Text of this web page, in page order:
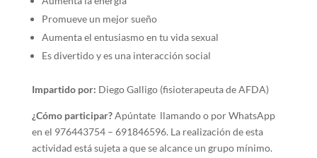
Promueve un mejor sueño
Aumenta el entusiasmo en tu vida sexual
Es divertido y es una interacción social
Impartido por: Diego Galligo (fisioterapeuta de AFDA)
¿Cómo participar?Apúntate llamando o por WhatsApp
en el 976443754 – 691846596. La realización de esta
actividad está sujeta a que se alcance un grupo mínimo.